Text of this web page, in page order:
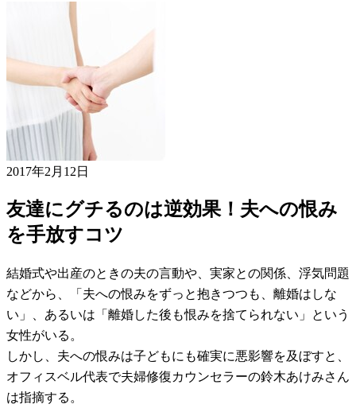
2017年2月12日
友達にグチるのは逆効果！夫への恨み
を手放すコツ
結婚式や出産のときの夫の言動や、実家との関係、浮気問題
などから、「夫への恨みをずっと抱きつつも、離婚はしな
い」、あるいは「離婚した後も恨みを捨てられない」という
女性がいる。
しかし、夫への恨みは子どもにも確実に悪影響を及ぼすと、
オフィスベル代表で夫婦修復カウンセラーの鈴木あけみさん
は指摘する。